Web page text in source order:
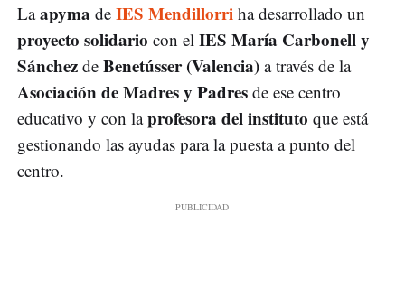
Laapyma de IES Mendillorri ha desarrollado un
proyecto solidario con el IES María Carbonell y
Sánchez de Benetússer (Valencia) a través de la
Asociación de Madres y Padres de ese centro
educativo y con laprofesora del instituto que está
gestionando las ayudas para la puesta a punto del
centro.